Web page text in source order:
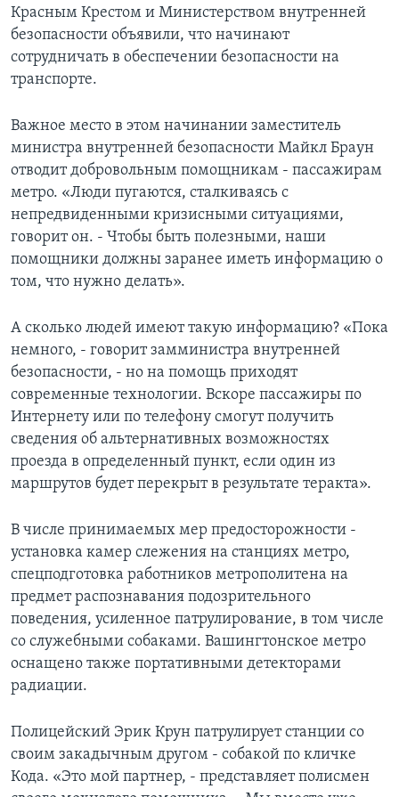
Красным Крестом и Министерством внутренней
безопасности объявили, что начинают
сотрудничать в обеспечении безопасности на
транспорте.
Важное место в этом начинании заместитель
министра внутренней безопасности Майкл Браун
отводит добровольным помощникам - пассажирам
метро. «Люди пугаются, сталкиваясь с
непредвиденными кризисными ситуациями,
говорит он. - Чтобы быть полезными, наши
помощники должны заранее иметь информацию о
том, что нужно делать».
А сколько людей имеют такую информацию? «Пока
немного, - говорит замминистра внутренней
безопасности, - но на помощь приходят
современные технологии. Вскоре пассажиры по
Интернету или по телефону смогут получить
сведения об альтернативных возможностях
проезда в определенный пункт, если один из
маршрутов будет перекрыт в результате теракта».
В числе принимаемых мер предосторожности -
установка камер слежения на станциях метро,
спецподготовка работников метрополитена на
предмет распознавания подозрительного
поведения, усиленное патрулирование, в том числе
со служебными собаками. Вашингтонское метро
оснащено также портативными детекторами
радиации.
Полицейский Эрик Крун патрулирует станции со
своим закадычным другом - собакой по кличке
Кода. «Это мой партнер, - представляет полисмен